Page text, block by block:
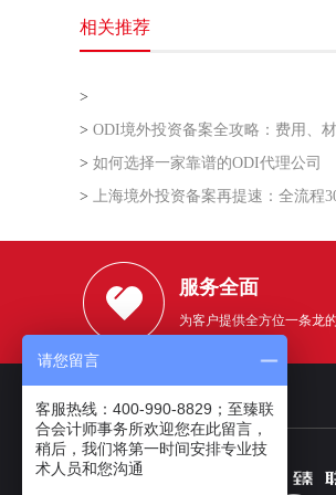
相关推荐
>
> ODI境外投资备案全攻略：费用、
> 如何选择一家靠谱的ODI代理公司
> 上海境外投资备案再提速：全流程
服务全面
为客户提供全方位一条龙
请您留言
客服热线：400-990-8829；至臻联
合会计师事务所欢迎您在此留言，
稍后，我们将第一时间安排专业技
术人员和您沟通